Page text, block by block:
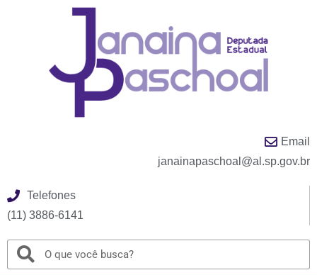
Email
janainapaschoal@al.sp.gov.br
Telefones
(11) 3886-6141